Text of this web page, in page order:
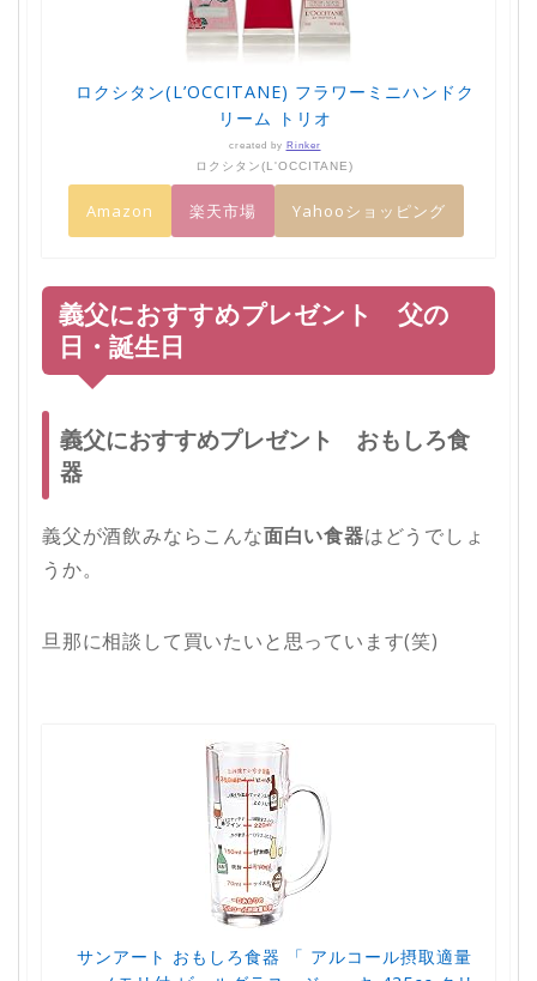
ロクシタン(L’OCCITANE) フラワーミニハンドク
リーム トリオ
created by Rinker
ロクシタン(L'OCCITANE)
Amazon 楽天市場 Yahooショッピング
義父におすすめプレゼント 父の
日・誕生日
義父におすすめプレゼント おもしろ食
器
義父が酒飲みならこんな面白い食器はどうでしょ
うか。
旦那に相談して買いたいと思っています(笑)
サンアート おもしろ食器 「 アルコール摂取適量